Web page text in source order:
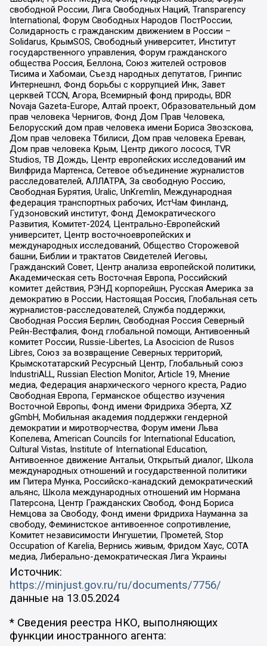
свободной России, Лига Свободных Наций, Transparеncy
International, Форум Свободных Народов ПостРоссии,
Солидарность с гражданским движением в России –
Solidarus, КрымSOS, Свободный университет, Институт
государственного управления, Форум гражданского
общества Россия, Беллона, Союз жителей островов
Тисима и Хабомаи, Съезд народных депутатов, Гринпис
Интернешнл, Фонд борьбы с коррупцией Инк, Завет
церквей TCCN, Агора, Всемирный фонд природы, BDR
Novaja Gazeta-Europe, Алтай проект, Образовательный дом
прав человека Чернигов, Фонд Дом Прав Человека,
Белорусский дом прав человека имени Бориса Звозскова,
Дом прав человека Тбилиси, Дом прав человека Ереван,
Дом прав человека Крым, Центр дикого лосося, TVR
Studios, ТВ Дождь, Центр европейских исследований им
Вилфрида Мартенса, Сетевое объединение журналистов
расследователей, АЛЛАТРА, За свободную Россию,
Свободная Бурятия, Uralic, UnKremlin, Международная
федерация транспортных рабочих, ИстЧам Финланд,
Гудзоновский институт, Фонд Демократического
Развития, Комитет-2024, Центрально-Европейский
университет, Центр восточноевропейских и
международных исследований, Общество Сторожевой
башни, Библии и трактатов Свидетелей Иеговы,
Гражданский Совет, Центр анализа европейской политики,
Академическая сеть Восточная Европа, Российский
комитет действия, РЭНД корпорейшн, Русская Америка за
демократию в России, Настоящая Россия, Глобальная сеть
журналистов-расследователей, Служба поддержки,
Свободная Россия Берлин, Свободная Россия Северный
Рейн-Вестфалия, Фонд глобальной помощи, Антивоенный
комитет России, Russie-Libertes, La Asocicion de Rusos
Libres, Союз за возвращение Северных территорий,
Крымскотатарский Ресурсный Центр, Глобальный союз
IndustriALL, Russian Election Monitor, Article 19, Мнение
медиа, Федерация анархического черного креста, Радио
Свободная Европа, Германское общество изучения
Восточной Европы, Фонд имени Фридриха Эберта, XZ
gGmbH, Мобильная академия поддержки гендерной
демократии и миротворчества, Форум имени Льва
Копелева, American Councils for International Education,
Cultural Vistas, Institute of International Education,
Антивоенное движение Антальи, Открытый диалог, Школа
международных отношений и государственной политики
им Питера Мунка, Российско-канадский демократический
альянс, Школа международных отношений им Нормана
Патерсона, Центр Гражданских Свобод, Фонд Бориса
Немцова за Свободу, Фонд имени Фридриха Науманна за
свободу, Феминистское антивоенное сопротивление,
Комитет независимости Ингушетии, Прометей, Stop
Occupation of Karelia, Вернись живым, Фридом Хаус, СОТА
медиа, Либерально-демократическая Лига Украины
Источник:
https://minjust.gov.ru/ru/documents/7756/
данные на 13.05.2024
* Сведения реестра НКО, выполняющих
функции иностранного агента: